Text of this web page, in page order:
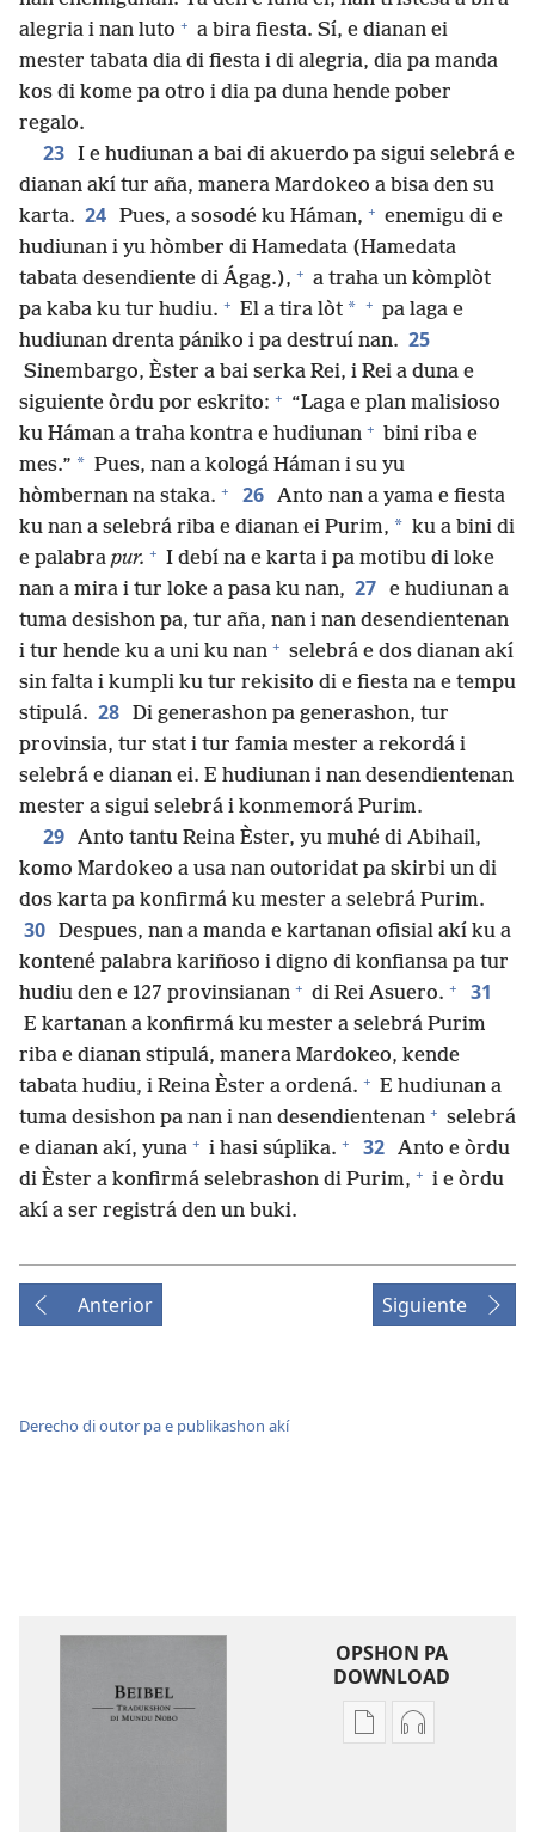
alegria i nan luto + a bira fiesta. Sí, e dianan ei
mester tabata dia di fiesta i di alegria, dia pa manda
kos di kome pa otro i dia pa duna hende pober
regalo.
23 I e hudiunan a bai di akuerdo pa sigui selebrá e
dianan akí tur aña, manera Mardokeo a bisa den su
karta. 24 Pues, a sosodé ku Háman, + enemigu di e
hudiunan i yu hòmber di Hamedata (Hamedata
tabata desendiente di Ágag.), + a traha un kòmplòt
pa kaba ku tur hudiu. + El a tira lòt * + pa laga e
hudiunan drenta pániko i pa destruí nan. 25
Sinembargo, Èster a bai serka Rei, i Rei a duna e
siguiente òrdu por eskrito: + “Laga e plan malisioso
ku Háman a traha kontra e hudiunan + bini riba e
mes.” * Pues, nan a kologá Háman i su yu
hòmbernan na staka. + 26 Anto nan a yama e fiesta
ku nan a selebrá riba e dianan ei Purim, * ku a bini di
e palabra pur. + I debí na e karta i pa motibu di loke
nan a mira i tur loke a pasa ku nan, 27 e hudiunan a
tuma desishon pa, tur aña, nan i nan desendientenan
i tur hende ku a uni ku nan + selebrá e dos dianan akí
sin falta i kumpli ku tur rekisito di e fiesta na e tempu
stipulá. 28 Di generashon pa generashon, tur
provinsia, tur stat i tur famia mester a rekordá i
selebrá e dianan ei. E hudiunan i nan desendientenan
mester a sigui selebrá i konmemorá Purim.
29 Anto tantu Reina Èster, yu muhé di Abihail,
komo Mardokeo a usa nan outoridat pa skirbi un di
dos karta pa konfirmá ku mester a selebrá Purim.
30 Despues, nan a manda e kartanan ofisial akí ku a
kontené palabra kariñoso i digno di konfiansa pa tur
hudiu den e 127 provinsianan + di Rei Asuero. + 31
E kartanan a konfirmá ku mester a selebrá Purim
riba e dianan stipulá, manera Mardokeo, kende
tabata hudiu, i Reina Èster a ordená. + E hudiunan a
tuma desishon pa nan i nan desendientenan + selebrá
e dianan akí, yuna + i hasi súplika. + 32 Anto e òrdu
di Èster a konfirmá selebrashon di Purim, + i e òrdu
akí a ser registrá den un buki.
Anterior Siguiente
Derecho di outor pa e publikashon akí
OPSHON PA
DOWNLOAD
OpshonOpshon